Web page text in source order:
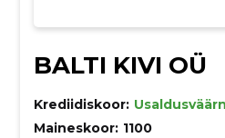
BALTI KIVI OÜ
Krediidiskoor:
Maineskoor: 1100